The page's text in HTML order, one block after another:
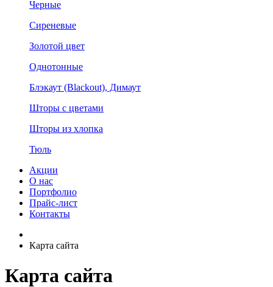
Черные
Сиреневые
Золотой цвет
Однотонные
Блэкаут (Blackout), Димаут
Шторы с цветами
Шторы из хлопка
Тюль
Акции
О нас
Портфолио
Прайс-лист
Контакты
Карта сайта
Карта сайта